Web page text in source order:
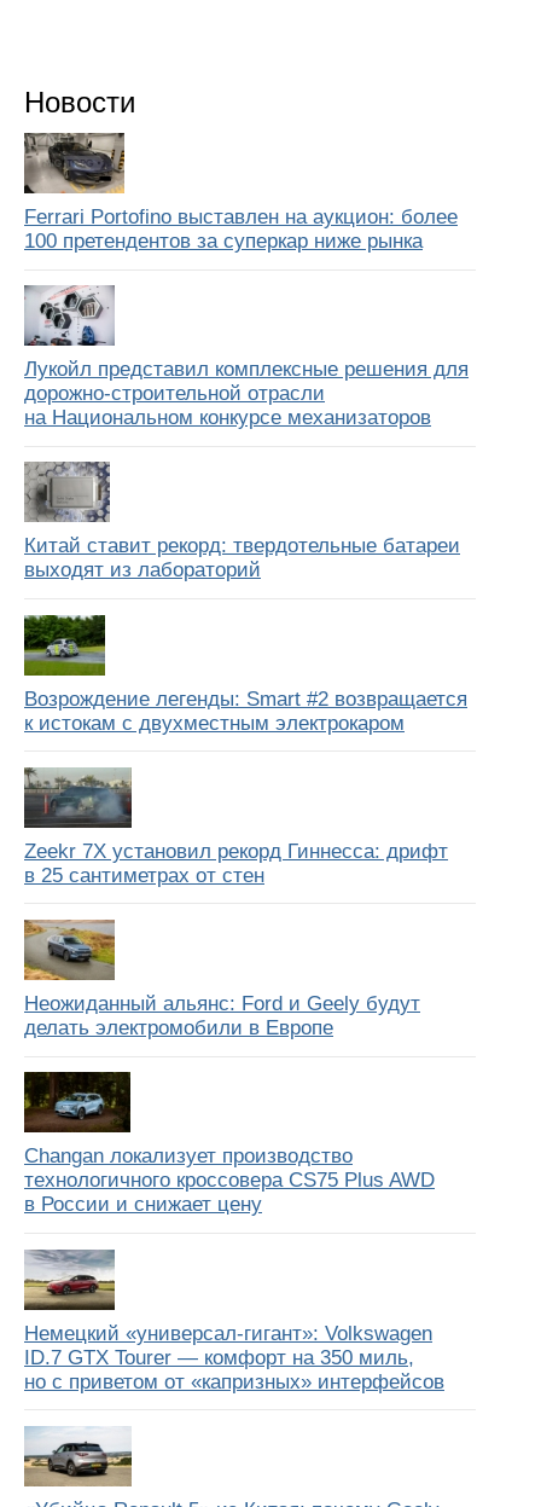
Новости
Ferrari Portofino выставлен на аукцион: более
100 претендентов за суперкар ниже рынка
Лукойл представил комплексные решения для
дорожно-строительной отрасли
на Национальном конкурсе механизаторов
Китай ставит рекорд: твердотельные батареи
выходят из лабораторий
Возрождение легенды: Smart #2 возвращается
к истокам с двухместным электрокаром
Zeekr 7X установил рекорд Гиннесса: дрифт
в 25 сантиметрах от стен
Неожиданный альянс: Ford и Geely будут
делать электромобили в Европе
Changan локализует производство
технологичного кроссовера CS75 Plus AWD
в России и снижает цену
Немецкий «универсал-гигант»: Volkswagen
ID.7 GTX Tourer — комфорт на 350 миль,
но с приветом от «капризных» интерфейсов